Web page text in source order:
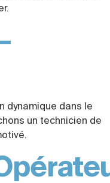
dynamique dans le
un technicien de